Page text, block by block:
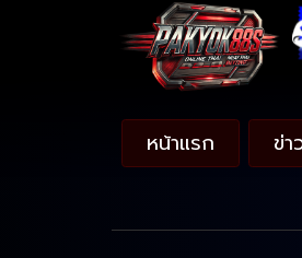
หน้าแรก ข่